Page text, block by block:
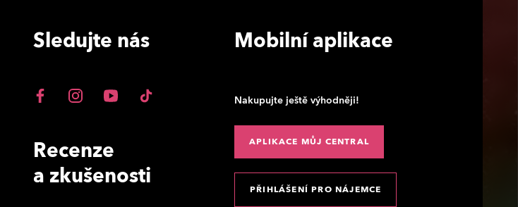
Sledujte nás
Recenze
a zkušenosti
Mobilní aplikace
Nakupujte ještě výhodněji!
APLIKACE MŮJ CENTRAL
PŘIHLÁŠENÍ PRO NÁJEMCE